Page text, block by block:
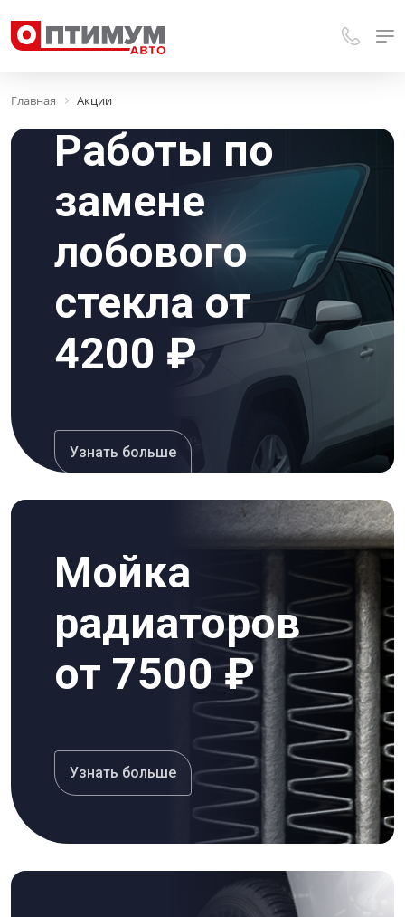
Главная Акции
Работы по
замене
лобового
стекла от
4200 ₽
Узнать больше
Мойка
радиаторов
от 7500 ₽
Узнать больше